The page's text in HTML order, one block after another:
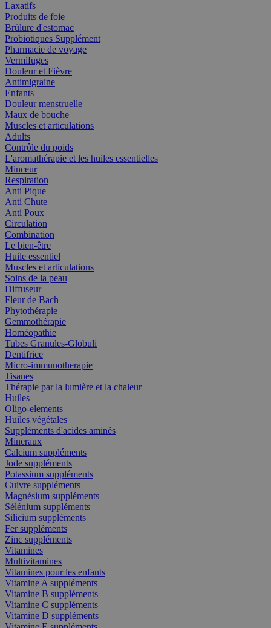
Laxatifs
Produits de foie
Brûlure d'estomac
Probiotiques Supplément
Pharmacie de voyage
Vermifuges
Douleur et Fièvre
Antimigraine
Enfants
Douleur menstruelle
Maux de bouche
Muscles et articulations
Adults
Contrôle du poids
L'aromathérapie et les huiles essentielles
Minceur
Respiration
Anti Pique
Anti Chute
Anti Poux
Circulation
Combination
Le bien-être
Huile essentiel
Muscles et articulations
Soins de la peau
Diffuseur
Fleur de Bach
Phytothérapie
Gemmothérapie
Homéopathie
Tubes Granules-Globuli
Dentifrice
Micro-immunotherapie
Tisanes
Thérapie par la lumière et la chaleur
Huiles
Oligo-elements
Huiles végétales
Suppléments d'acides aminés
Mineraux
Calcium suppléments
Jode suppléments
Potassium suppléments
Cuivre suppléments
Magnésium suppléments
Sélénium suppléments
Silicium suppléments
Fer suppléments
Zinc suppléments
Vitamines
Multivitamines
Vitamines pour les enfants
Vitamine A suppléments
Vitamine B suppléments
Vitamine C suppléments
Vitamine D suppléments